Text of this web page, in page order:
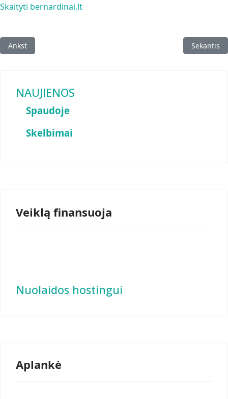
Skaityti bernardinai.lt
Ankstesnis straipsnis: Japonus sužavėjo Lietuvos meno meistrų
Ankst Kitas
Sekantis
NAUJIENOS
Spaudoje
Skelbimai
Veiklą finansuoja
Nuolaidos hostingui
Aplankė